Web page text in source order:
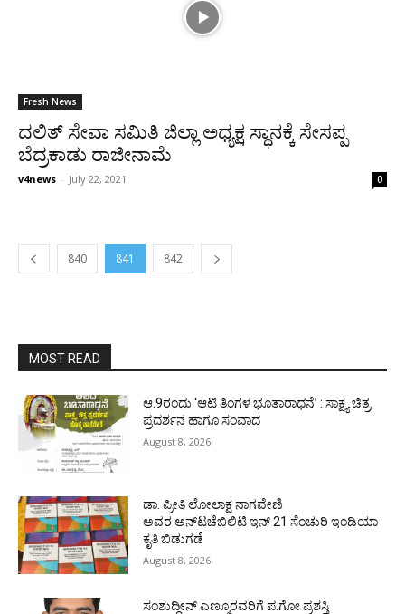
Fresh News
ದಲಿತ್ ಸೇವಾ ಸಮಿತಿ ಜಿಲ್ಲಾ ಅಧ್ಯಕ್ಷ ಸ್ಥಾನಕ್ಕೆ ಸೇಸಪ್ಪ
ಬೆದ್ರಕಾಡು ರಾಜೀನಾಮೆ
v4news - July 22, 2021 0
840 841 842
MOST READ
ಆ.9ರಂದು ‘ಆಟಿ ತಿಂಗಳ ಭೂತಾರಾಧನೆ’ : ಸಾಕ್ಷ್ಯ ಚಿತ್ರ
ಪ್ರದರ್ಶನ ಹಾಗೂ ಸಂವಾದ
August 8, 2026
ಡಾ. ಪ್ರೀತಿ ಲೋಲಾಕ್ಷ ನಾಗವೇಣಿ
ಅವರ ಅನ್‌ಟಚೆಬಿಲಿಟಿ ಇನ್ 21 ಸೆಂಚುರಿ ಇಂಡಿಯಾ
ಕೃತಿ ಬಿಡುಗಡೆ
August 8, 2026
ಸಂಶುದ್ಧೀನ್ ಎಣ್ಮೂರವರಿಗೆ ಪ.ಗೋ ಪ್ರಶಸ್ತಿ